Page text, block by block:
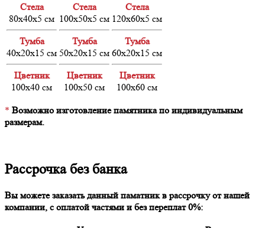
Cтела
80х40х5 см
Тумба
40х20х15 см
Цветник
100х40 см
Cтела
100х50х5 см
Тумба
50х20х15 см
Цветник
100х50 см
Cтела
120х60х5 см
Тумба
60х20х15 см
Цветник
100х60 см
* Возможно изготовление памятника по индивидуальным
размерам.
Рассрочка без банка
Вы можете заказать данный паматник в рассрочку от нашей
компании, с оплатой частями и без переплат 0%: